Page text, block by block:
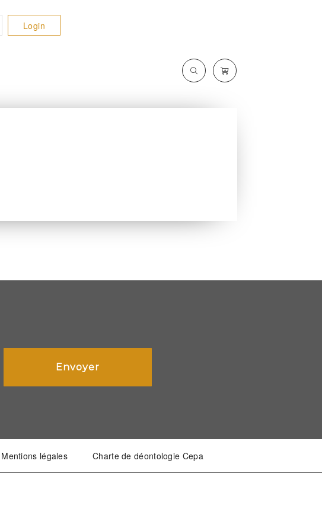
Mentions légales Charte de déontologie Cepa